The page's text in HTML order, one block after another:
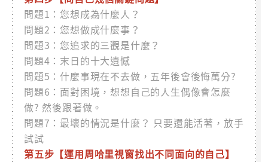
問題1：您想成為什麼人？
問題2：您想做成什麼事？
問題3：您追求的三觀是什麼？
問題4：末日的十大遺憾
問題5：什麼事現在不去做，五年後會後悔萬分?
問題6：面對困境，想想自己的人生偶像會怎麼
做? 然後跟著做。
問題7：最壞的情況是什麼？ 只要還能活著，放手
試試
第五步【運用周哈里視窗找出不同面向的自己】